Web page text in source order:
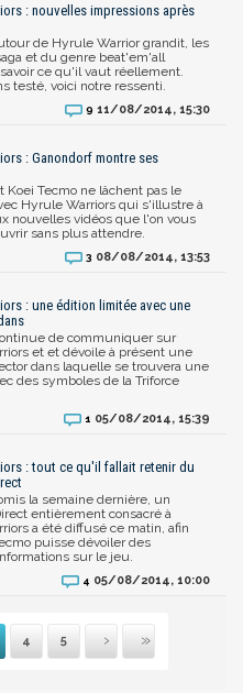
: nouvelles impressions après
de Hyrule Warrior grandit, les
et du genre beat'em'all
ce qu'il vaut réellement.
testé, voici notre ressenti.
9 11/08/2014, 15:30
: Ganondorf montre ses
Koei Tecmo ne lâchent pas le
Hyrule Warriors qui s'illustre à
nouvelles vidéos que l'on vous
sans plus attendre.
3 08/08/2014, 13:53
: une édition limitée avec une
de communiquer sur
et et dévoile à présent une
dans laquelle se trouvera une
des symboles de la Triforce
1 05/08/2014, 15:39
: tout ce qu'il fallait retenir du
la semaine dernière, un
entièrement consacré à
a été diffusé ce matin, afin
puisse dévoiler des
sur le jeu.
4 05/08/2014, 10:00
4 5